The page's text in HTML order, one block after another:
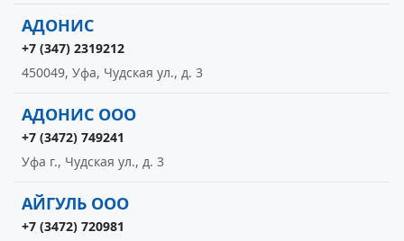
АДОНИС
+7 (347) 2319212
450049, Уфа, Чудская ул., д. 3
АДОНИС ООО
+7 (3472) 749241
Уфа г., Чудская ул., д. 3
АЙГУЛЬ ООО
+7 (3472) 720981